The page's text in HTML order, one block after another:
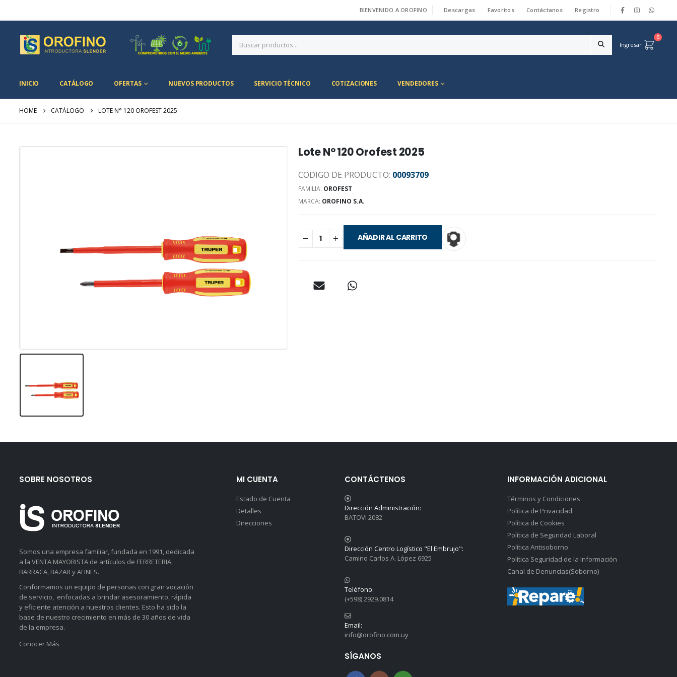
BIENVENIDO A OROFINO Descargas Favoritos Contáctanos Registro
Ingresar
0
INICIO CATÁLOGO OFERTAS NUEVOS PRODUCTOS SERVICIO TÉCNICO COTIZACIONES VENDEDORES
HOME CATÁLOGO LOTE N° 120 OROFEST 2025
Lote N° 120 Orofest 2025
CODIGO DE PRODUCTO: 00093709
FAMILIA: OROFEST
MARCA: OROFINO S.A.
AÑADIR AL CARRITO
SOBRE NOSOTROS
Somos una empresa familiar, fundada en 1991, dedicada
a la VENTA MAYORISTA de artículos de FERRETERIA,
BARRACA, BAZAR y AFINES.
Conformamos un equipo de personas con gran vocación
de servicio, enfocadas a brindar asesoramiento, rápida
y eficiente atención a nuestros clientes. Esto ha sido la
base de nuestro crecimiento en más de 30 años de vida
de la empresa.
Conocer Más
MI CUENTA
Estado de Cuenta
Detalles
Direcciones
CONTÁCTENOS
Dirección Administración:
BATOVI 2082
Dirección Centro Logístico "El Embrujo":
Camino Carlos A. López 6925
Teléfono:
(+598) 2929.0814
Email:
info@orofino.com.uy
SÍGANOS
INFORMACIÓN ADICIONAL
Términos y Condiciones
Política de Privacidad
Política de Cookies
Política de Seguridad Laboral
Política Antisoborno
Política Seguridad de la Información
Canal de Denuncias(Soborno)